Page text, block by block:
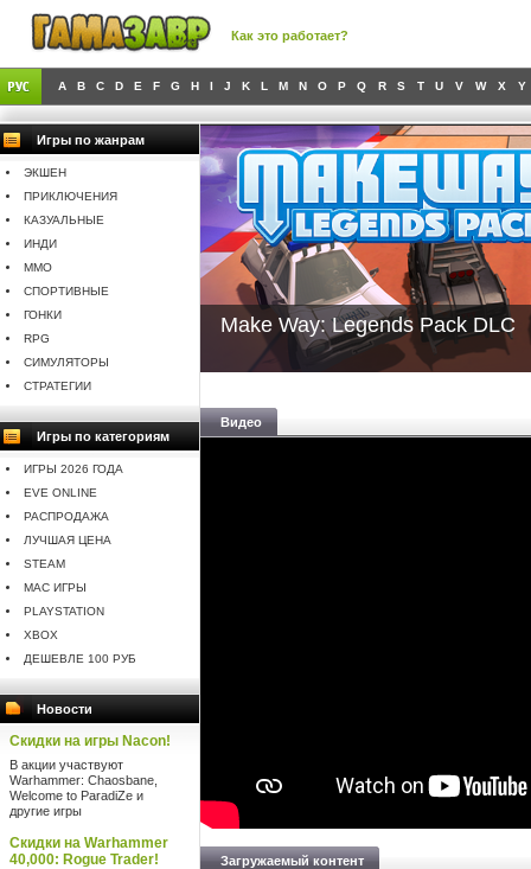
Как это работает?
A B C D E F G H I J K L M N O P Q R S T U V W X Y
Игры по жанрам
ЭКШЕН
ПРИКЛЮЧЕНИЯ
КАЗУАЛЬНЫЕ
ИНДИ
MMO
СПОРТИВНЫЕ
ГОНКИ
RPG
СИМУЛЯТОРЫ
СТРАТЕГИИ
Игры по категориям
ИГРЫ 2026 ГОДА
EVE ONLINE
РАСПРОДАЖА
ЛУЧШАЯ ЦЕНА
STEAM
MAC ИГРЫ
PLAYSTATION
XBOX
ДЕШЕВЛЕ 100 РУБ
Новости
Скидки на игры Nacon!
В акции участвуют
Warhammer: Chaosbane,
Welcome to ParadiZe и
другие игры
Скидки на Warhammer
40,000: Rogue Trader!
Make Way: Legends Pack DLC
Видео
Загружаемый контент